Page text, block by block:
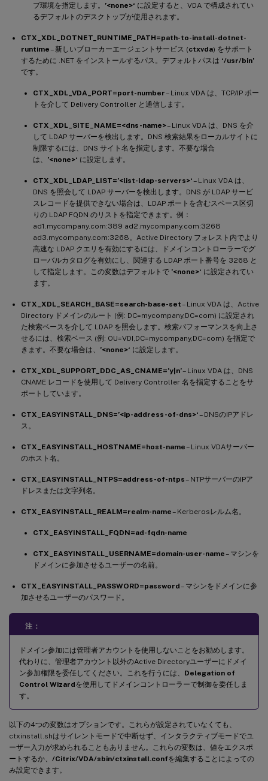
プ環境を指定します。 ’<none>‘ に設定すると、VDA で構成されてい
るデフォルトのデスクトップが使用されます。
CTX_XDL_DOTNET_RUNTIME_PATH=path-to-install-dotnet-
runtime– 新しいブローカーエージェントサービス (ctxvda) をサポート
するために .NET をインストールするパス。デフォルトパスは ‘/usr/bin’
です。
CTX_XDL_VDA_PORT=port-number– Linux VDA は、TCP/IP ポー
トを介して Delivery Controller と通信します。
CTX_XDL_SITE_NAME=<dns-name>– Linux VDA は、DNS を介
して LDAP サーバーを検出します。DNS 検索結果をローカルサイトに
制限するには、DNS サイト名を指定します。不要な場合
は、 ’<none>‘ に設定します。
CTX_XDL_LDAP_LIST=’<list-ldap-servers>‘– Linux VDA は、
DNS を照会して LDAP サーバーを検出します。DNS が LDAP サービ
スレコードを提供できない場合は、LDAP ポートを含むスペース区切
りの LDAP FQDN のリストを指定できます。例：
ad1.mycompany.com:389 ad2.mycompany.com:3268
ad3.mycompany.com:3268。Active Directory フォレスト内でより
高速な LDAP クエリを有効にするには、ドメインコントローラーでグ
ローバルカタログを有効にし、関連する LDAP ポート番号を 3268 と
して指定します。この変数はデフォルトで ’<none>‘ に設定されてい
ます。
CTX_XDL_SEARCH_BASE=search-base-set– Linux VDA は、Active
Directory ドメインのルート (例: DC=mycompany,DC=com) に設定され
た検索ベースを介して LDAP を照会します。検索パフォーマンスを向上さ
せるには、検索ベース (例: OU=VDI,DC=mycompany,DC=com) を指定で
きます。不要な場合は、 ’<none>‘ に設定します。
CTX_XDL_SUPPORT_DDC_AS_CNAME=’y|n’– Linux VDA は、DNS
CNAME レコードを使用して Delivery Controller 名を指定することをサ
ポートしています。
CTX_EASYINSTALL_DNS=’<ip-address-of-dns>‘– DNSのIPアドレ
ス。
CTX_EASYINSTALL_HOSTNAME=host-name– Linux VDAサーバー
のホスト名。
CTX_EASYINSTALL_NTPS=address-of-ntps– NTPサーバーのIPア
ドレスまたは文字列名。
CTX_EASYINSTALL_REALM=realm-name– Kerberosレルム名。
CTX_EASYINSTALL_FQDN=ad-fqdn-name
CTX_EASYINSTALL_USERNAME=domain-user-name– マシンを
ドメインに参加させるユーザーの名前。
CTX_EASYINSTALL_PASSWORD=password– マシンをドメインに参
加させるユーザーのパスワード。
注：
ドメイン参加には管理者アカウントを使用しないことをお勧めします。
代わりに、管理者アカウント以外のActive Directoryユーザーにドメイ
ン参加権限を委任してください。これを行うには、 Delegation of
Control Wizardを使用してドメインコントローラーで制御を委任しま
す。
以下の4つの変数はオプションです。これらが設定されていなくても、
ctxinstall.shはサイレントモードで中断せず、インタラクティブモードでユ
ーザー入力が求められることもありません。これらの変数は、値をエクスポ
ートするか、 /Citrix/VDA/sbin/ctxinstall.confを編集することによっての
み設定できます。